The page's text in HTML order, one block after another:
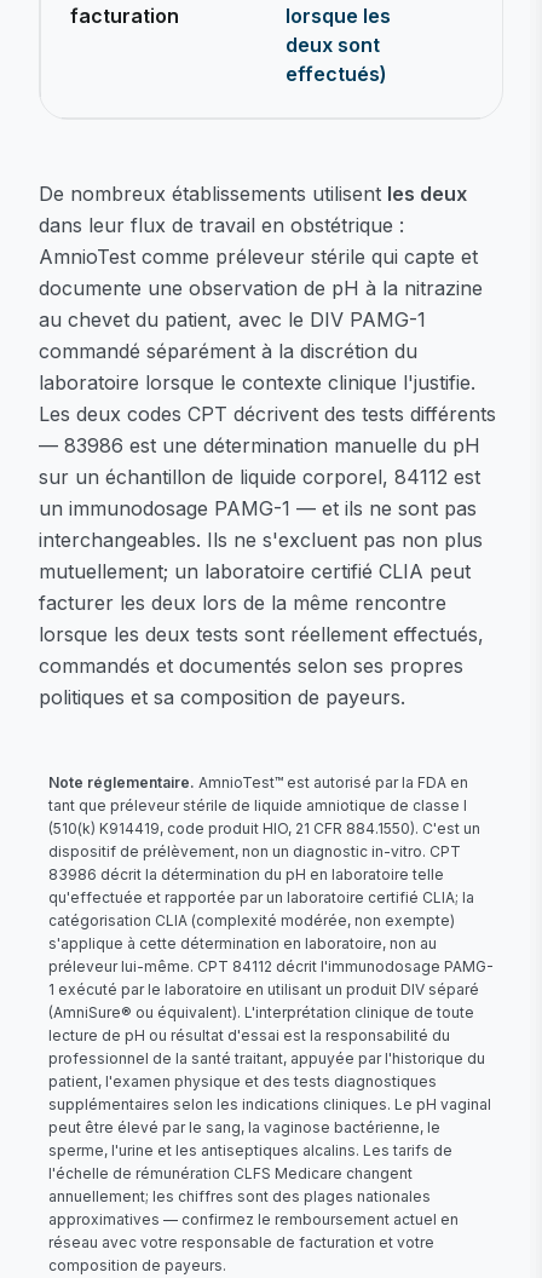
facturation
lorsque les
deux sont
effectués)
De nombreux établissements utilisent les deux
dans leur flux de travail en obstétrique :
AmnioTest comme préleveur stérile qui capte et
documente une observation de pH à la nitrazine
au chevet du patient, avec le DIV PAMG-1
commandé séparément à la discrétion du
laboratoire lorsque le contexte clinique l'justifie.
Les deux codes CPT décrivent des tests différents
— 83986 est une détermination manuelle du pH
sur un échantillon de liquide corporel, 84112 est
un immunodosage PAMG-1 — et ils ne sont pas
interchangeables. Ils ne s'excluent pas non plus
mutuellement; un laboratoire certifié CLIA peut
facturer les deux lors de la même rencontre
lorsque les deux tests sont réellement effectués,
commandés et documentés selon ses propres
politiques et sa composition de payeurs.
Note réglementaire. AmnioTest™ est autorisé par la FDA en
tant que préleveur stérile de liquide amniotique de classe I
(510(k) K914419, code produit HIO, 21 CFR 884.1550). C'est un
dispositif de prélèvement, non un diagnostic in-vitro. CPT
83986 décrit la détermination du pH en laboratoire telle
qu'effectuée et rapportée par un laboratoire certifié CLIA; la
catégorisation CLIA (complexité modérée, non exempte)
s'applique à cette détermination en laboratoire, non au
préleveur lui-même. CPT 84112 décrit l'immunodosage PAMG-
1 exécuté par le laboratoire en utilisant un produit DIV séparé
(AmniSure® ou équivalent). L'interprétation clinique de toute
lecture de pH ou résultat d'essai est la responsabilité du
professionnel de la santé traitant, appuyée par l'historique du
patient, l'examen physique et des tests diagnostiques
supplémentaires selon les indications cliniques. Le pH vaginal
peut être élevé par le sang, la vaginose bactérienne, le
sperme, l'urine et les antiseptiques alcalins. Les tarifs de
l'échelle de rémunération CLFS Medicare changent
annuellement; les chiffres sont des plages nationales
approximatives — confirmez le remboursement actuel en
réseau avec votre responsable de facturation et votre
composition de payeurs.